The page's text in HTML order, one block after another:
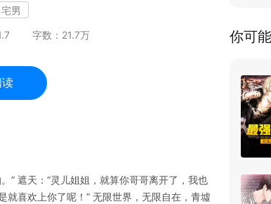
宅男
字数： 21.7万
读
” 遮天：“灵儿姐姐，就算你哥哥离开了，我也
就喜欢上你了呢！” 无限世界，无限自在，青墟
你可